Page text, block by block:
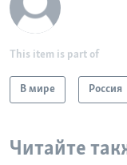
This item is part of
В мире Россия
Читайте